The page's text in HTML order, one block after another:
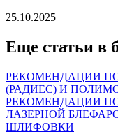
25.10.2025
Еще статьи в
РЕКОМЕНДАЦИИ
(РАДИЕС) И
РЕКОМЕНДАЦИИ
ЛАЗЕРНОЙ
ШЛИФОВКИ